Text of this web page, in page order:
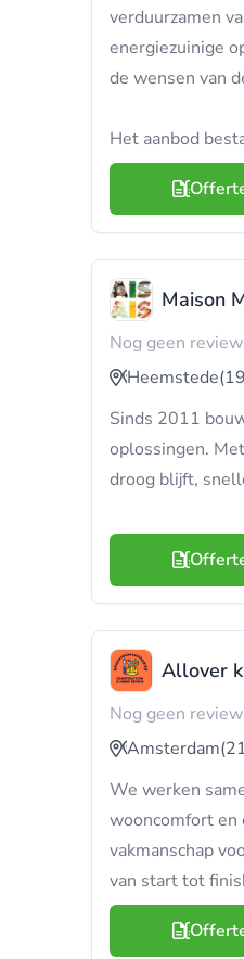
verduurzamen
energiezuinige
de wensen van
Het aanbod
Maison
Nog geen
Heemstede
Sinds 2011
oplossingen.
droog blijft,
Allover
Nog geen
Amsterdam
We werken
wooncomfort en
vakmanschap
van start tot